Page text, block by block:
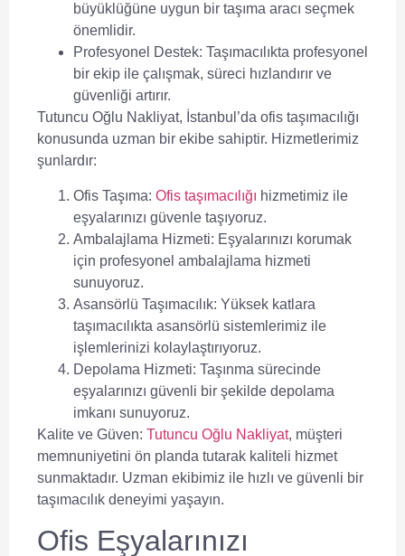
büyüklüğüne uygun bir taşıma aracı seçmek
önemlidir.
Profesyonel Destek: Taşımacılıkta profesyonel
bir ekip ile çalışmak, süreci hızlandırır ve
güvenliği artırır.
Tutuncu Oğlu Nakliyat, İstanbul’da ofis taşımacılığı
konusunda uzman bir ekibe sahiptir. Hizmetlerimiz
şunlardır:
Ofis Taşıma: Ofis taşımacılığı hizmetimiz ile
eşyalarınızı güvenle taşıyoruz.
Ambalajlama Hizmeti: Eşyalarınızı korumak
için profesyonel ambalajlama hizmeti
sunuyoruz.
Asansörlü Taşımacılık: Yüksek katlara
taşımacılıkta asansörlü sistemlerimiz ile
işlemlerinizi kolaylaştırıyoruz.
Depolama Hizmeti: Taşınma sürecinde
eşyalarınızı güvenli bir şekilde depolama
imkanı sunuyoruz.
Kalite ve Güven: Tutuncu Oğlu Nakliyat, müşteri
memnuniyetini ön planda tutarak kaliteli hizmet
sunmaktadır. Uzman ekibimiz ile hızlı ve güvenli bir
taşımacılık deneyimi yaşayın.
Ofis Eşyalarınızı